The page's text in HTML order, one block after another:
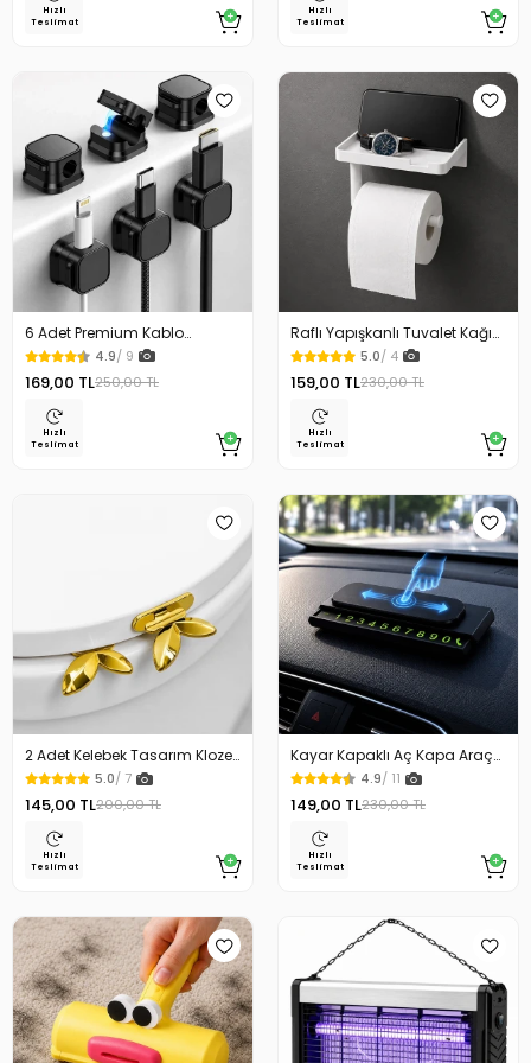
Hızlı
Teslimat
Hızlı
Teslimat
6 Adet Premium Kablo
Düzenleyici Kablo Tutucu
Mıknatıslı Kapak Özellikli
4.9/ 9
169,00 TL250,00 TL
Hızlı
Teslimat
Raflı Yapışkanlı Tuvalet Kağıdı
Askılığı
5.0/ 4
159,00 TL230,00 TL
Hızlı
Teslimat
2 Adet Kelebek Tasarım Klozet
Kaldırma Aparatı Gold Renk
5.0/ 7
145,00 TL200,00 TL
Hızlı
Teslimat
Kayar Kapaklı Aç Kapa Araç
Torpido Üstü Fosforlu
Numaratör Park Numaratörü
4.9/ 11
149,00 TL230,00 TL
Hızlı
Teslimat